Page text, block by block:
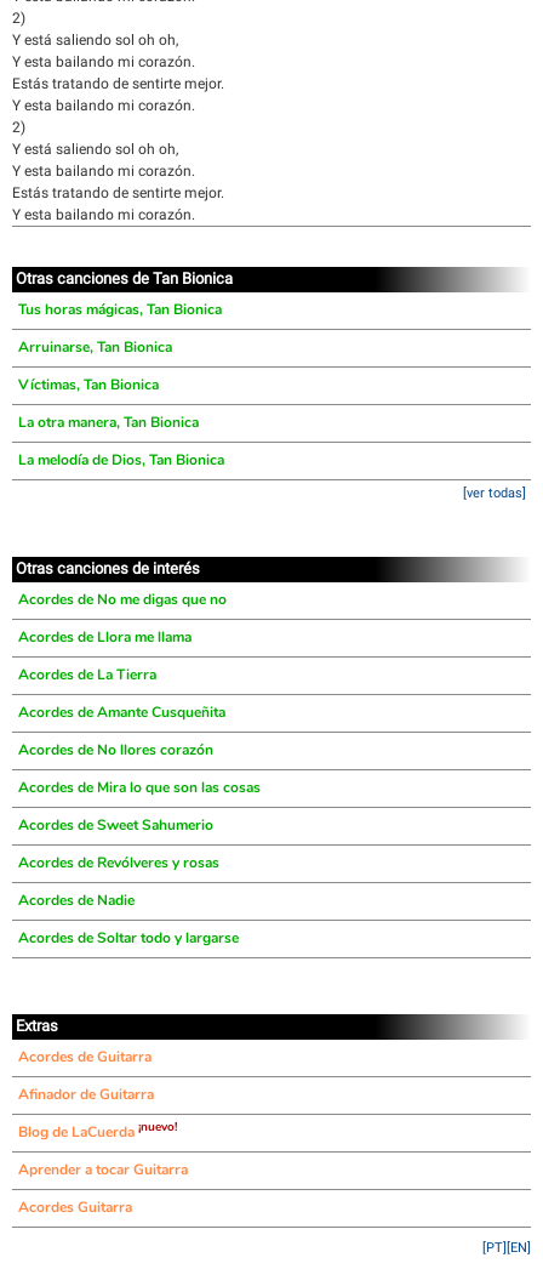
2)
Y está saliendo sol oh oh,
Y esta bailando mi corazón.
Estás tratando de sentirte mejor.
Y esta bailando mi corazón.
2)
Y está saliendo sol oh oh,
Y esta bailando mi corazón.
Estás tratando de sentirte mejor.
Y esta bailando mi corazón.
Otras canciones de Tan Bionica
Tus horas mágicas, Tan Bionica
Arruinarse, Tan Bionica
Víctimas, Tan Bionica
La otra manera, Tan Bionica
La melodía de Dios, Tan Bionica
[ver todas]
Otras canciones de interés
Acordes de No me digas que no
Acordes de Llora me llama
Acordes de La Tierra
Acordes de Amante Cusqueñita
Acordes de No llores corazón
Acordes de Mira lo que son las cosas
Acordes de Sweet Sahumerio
Acordes de Revólveres y rosas
Acordes de Nadie
Acordes de Soltar todo y largarse
Extras
Acordes de Guitarra
Afinador de Guitarra
Blog de LaCuerda ¡nuevo!
Aprender a tocar Guitarra
Acordes Guitarra
[EN]
[PT]